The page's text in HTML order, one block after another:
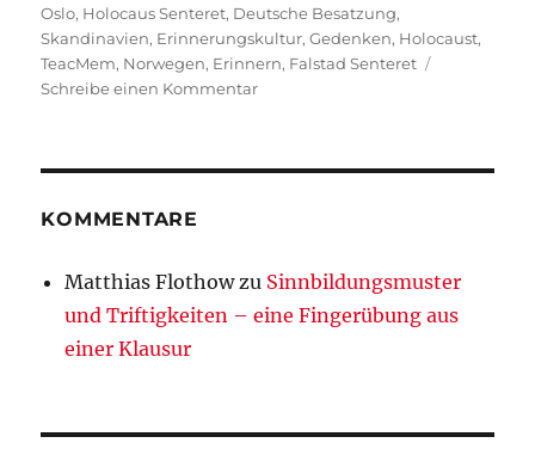
Oslo, Holocaus Senteret, Deutsche Besatzung,
Skandinavien, Erinnerungskultur,Gedenken, Holocaust,
TeacMem, Norwegen, Erinnern, Falstad Senteret
Schreibe einen Kommentarzu
KOMMENTARE
Matthias Flothowzu Sinnbildungsmuster
und Triftigkeiten – eine Fingerübung aus
einer Klausur